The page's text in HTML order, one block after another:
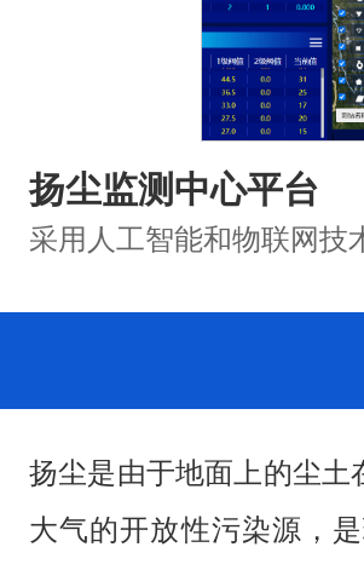
扬尘监测中心平台
采用人工智能和物联网技
扬尘是由于地面上的尘土
大气的开放性污染源，